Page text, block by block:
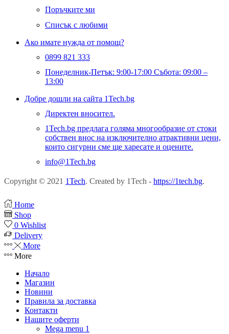
Поръчките ми
Списък с любими
Ако имате нужда от помощ?
0899 821 333
Понеделник-Петък: 9:00-17:00 Събота: 09:00 –
13:00
Добре дошли на сайта 1Tech.bg
Директен вносител.
1Tech.bg предлага голяма многообразие от стоки
собствен внос на изключително атрактивни цени,
които сигурни сме ще харесате и оцените.
info@1Tech.bg
Copyright © 2021 1Tech. Created by 1Tech - https://1tech.bg.
Home
Shop
0 Wishlist
Delivery
More
More
Начало
Магазин
Новини
Правила за доставка
Контакти
Нашите оферти
Mega menu 1